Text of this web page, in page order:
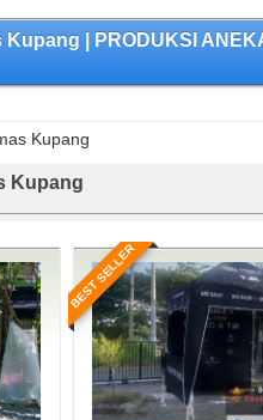
| PRODUKSI
Kupang
Kupang
BEST SELLER